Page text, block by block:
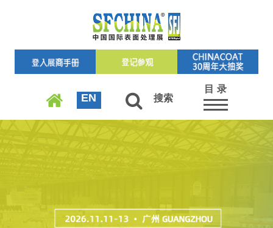
EN 搜索
目 录